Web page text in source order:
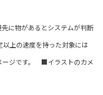
に物があるとシステムが判断
上の速度を持った対象には
ージです。 ■イラストのカメ